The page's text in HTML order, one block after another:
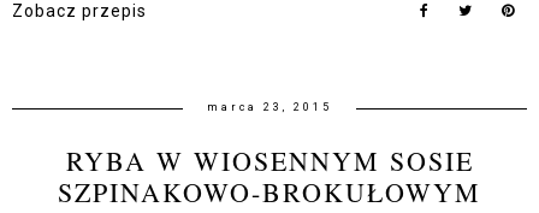
Zobacz przepis
marca 23, 2015
RYBA W WIOSENNYM SOSIE
SZPINAKOWO-BROKUŁOWYM